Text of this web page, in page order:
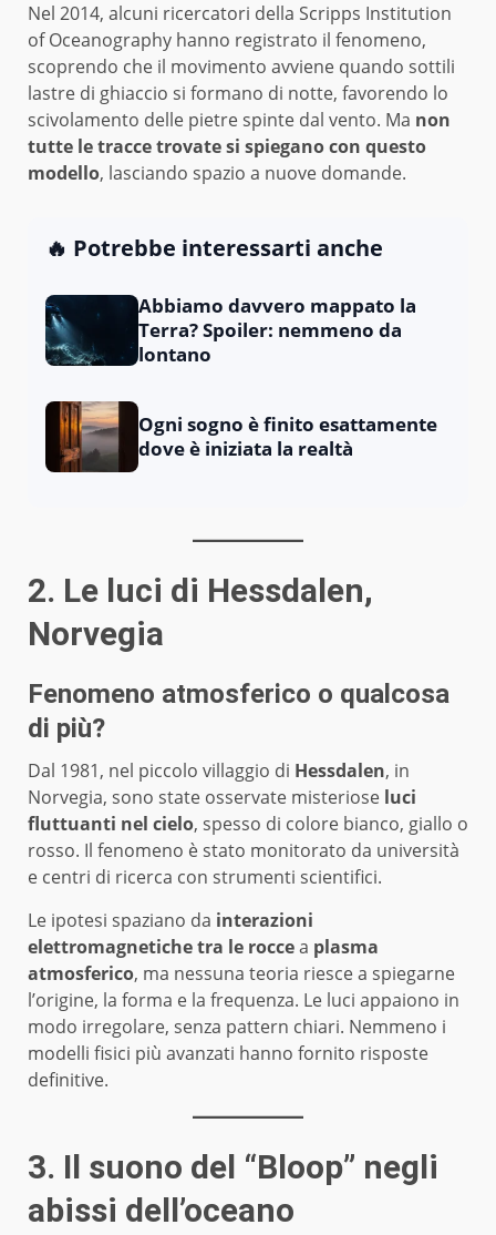
Nel 2014, alcuni ricercatori della Scripps Institution
of Oceanography hanno registrato il fenomeno,
scoprendo che il movimento avviene quando sottili
lastre di ghiaccio si formano di notte, favorendo lo
scivolamento delle pietre spinte dal vento. Ma non
tutte le tracce trovate si spiegano con questo
modello, lasciando spazio a nuove domande.
🔥 Potrebbe interessarti anche
Abbiamo davvero mappato la
Terra? Spoiler: nemmeno da
lontano
Ogni sogno è finito esattamente
dove è iniziata la realtà
2. Le luci di Hessdalen,
Norvegia
Fenomeno atmosferico o qualcosa
di più?
Dal 1981, nel piccolo villaggio di Hessdalen, in
Norvegia, sono state osservate misteriose luci
fluttuanti nel cielo, spesso di colore bianco, giallo o
rosso. Il fenomeno è stato monitorato da università
e centri di ricerca con strumenti scientifici.
Le ipotesi spaziano da interazioni
elettromagnetiche tra le roccea plasma
atmosferico, ma nessuna teoria riesce a spiegarne
l’origine, la forma e la frequenza. Le luci appaiono in
modo irregolare, senza pattern chiari. Nemmeno i
modelli fisici più avanzati hanno fornito risposte
definitive.
3. Il suono del “Bloop” negli
abissi dell’oceano